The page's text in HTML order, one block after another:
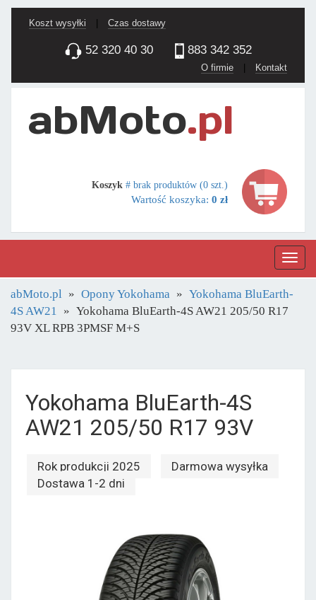
Koszt wysyłki Czas dostawy
52 320 40 30 883 342 352
O firmie | Kontakt
Koszyk # brak produktów (0 szt.)
Wartość koszyka: 0 zł
abMoto.pl Opony Yokohama
Yokohama BluEarth-
4S AW21
Yokohama BluEarth-4S AW21 205/50 R17
93V XL RPB 3PMSF M+S
Yokohama BluEarth-4S
AW21 205/50 R17 93V
Rok produkcji 2025
Darmowa wysyłka
Dostawa 1-2 dni